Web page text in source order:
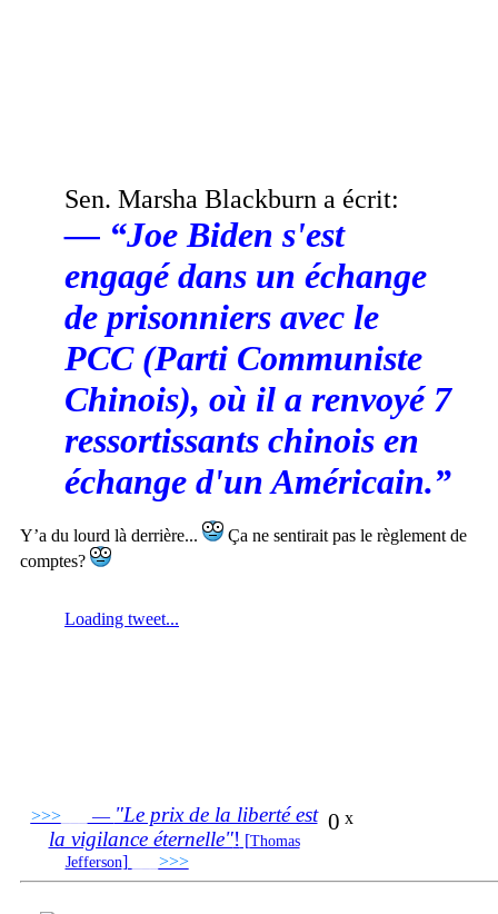
Sen. Marsha Blackburn a écrit:
— “Joe Biden s'est
engagé dans un échange
de prisonniers avec le
PCC (Parti Communiste
Chinois), où il a renvoyé 7
ressortissants chinois en
échange d'un Américain.”
Y’a du lourd là derrière...
Ça ne sentirait pas le règlement de
comptes?
0 x
>>>___ — "Le prix de la liberté est
la vigilance éternelle"! [Thomas
Jefferson] >>>______________________________